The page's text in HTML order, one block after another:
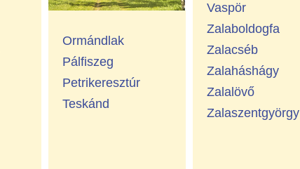
Ormándlak
Pálfiszeg
Petrikeresztúr
Teskánd
Vaspör
Zalaboldogfa
Zalacséb
Zalaháshágy
Zalalövő
Zalaszentgyörgy